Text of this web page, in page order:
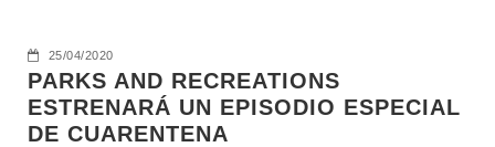
25/04/2020
PARKS AND RECREATIONS
ESTRENARÁ UN EPISODIO ESPECIAL
DE CUARENTENA